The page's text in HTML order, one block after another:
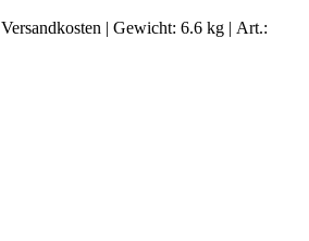
Versandkosten | Gewicht: 6.6 kg | Art.: